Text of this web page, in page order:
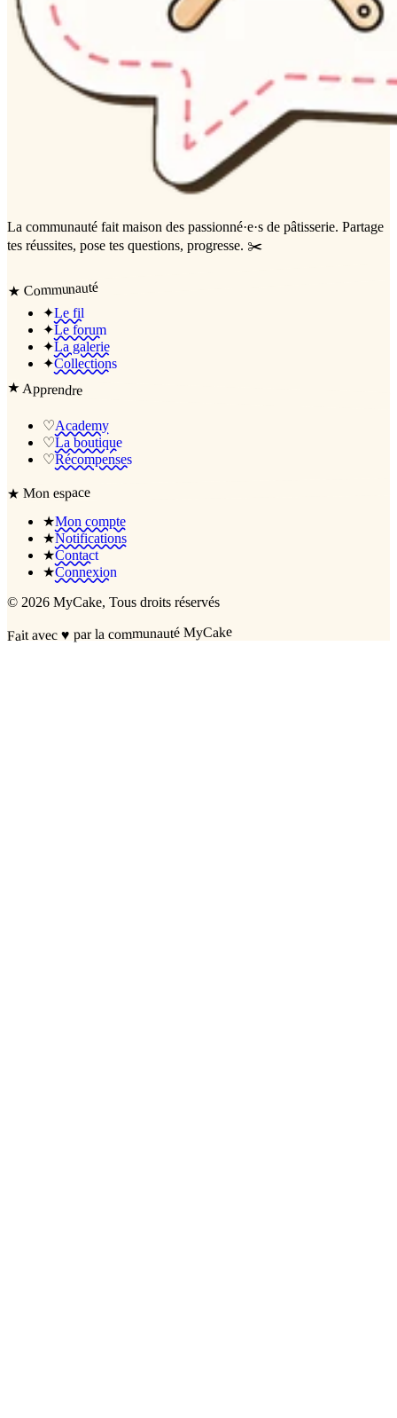
La communauté fait maison des passionné·e·s de pâtisserie. Partage
tes réussites, pose tes questions, progresse. ✂️
★ Communauté
✦Le fil
✦Le forum
✦La galerie
✦Collections
★Apprendre
♡Academy
♡La boutique
♡Récompenses
★Mon espace
★Mon compte
★Notifications
★Contact
★Connexion
© 2026 MyCake, Tous droits réservés
Fait avec♥ par la communauté MyCake